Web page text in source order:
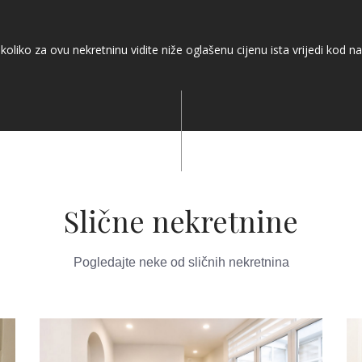
za ovu nekretninu vidite niže oglašenu cijenu ista vrijedi kod
Slične nekretnine
Pogledajte neke od sličnih nekretnina